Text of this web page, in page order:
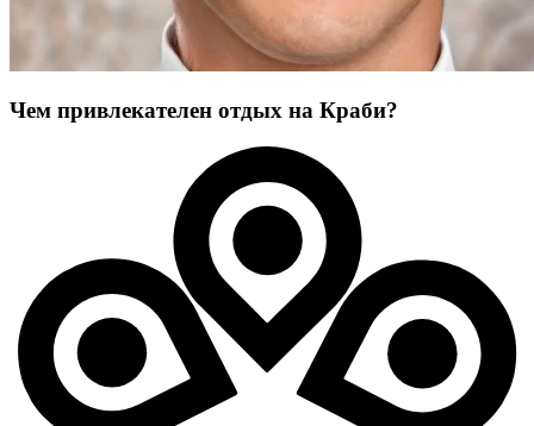
Чем привлекателен отдых на Краби?